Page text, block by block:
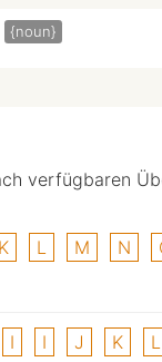
{noun}
verfügbaren
K L M N
I I J K L